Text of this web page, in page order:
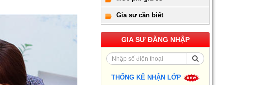
Gia sư cần biết
GIA SƯ ĐĂNG NHẬP
THỐNG KÊ NHẬN LỚP